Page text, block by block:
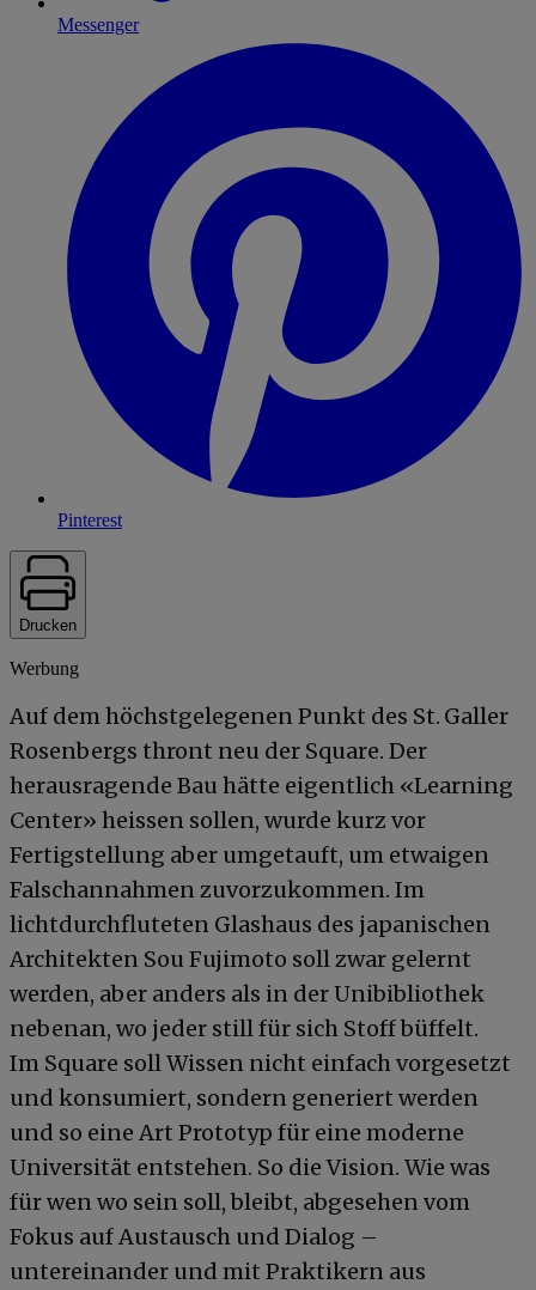
Messenger
Pinterest
Drucken
Werbung
Auf dem höchstgelegenen Punkt des St. Galler
Rosenbergs thront neu der Square. Der
herausragende Bau hätte eigentlich «Learning
Center» heissen sollen, wurde kurz vor
Fertigstellung aber umgetauft, um etwaigen
Falschannahmen zuvorzukommen. Im
lichtdurchfluteten Glashaus des japanischen
Architekten Sou Fujimoto soll zwar gelernt
werden, aber anders als in der Unibibliothek
nebenan, wo jeder still für sich Stoff büffelt.
Im Square soll Wissen nicht einfach vorgesetzt
und konsumiert, sondern generiert werden
und so eine Art Prototyp für eine moderne
Universität entstehen. So die Vision. Wie was
für wen wo sein soll, bleibt, abgesehen vom
Fokus auf Austausch und Dialog –
untereinander und mit Praktikern aus